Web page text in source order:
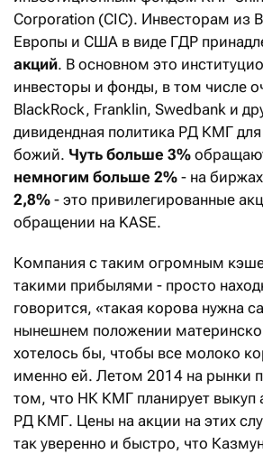
Corporation (CIC). Инвесторам из
Европы и США в виде ГДР
акций. В основном это
инвесторы и фонды, в том числе
BlackRock, Franklin, Swedbank и
дивидендная политика РД КМГ для
божий. Чуть больше 3%
немногим больше 2% - на
2,8% - это привилегированные
обращении на KASE.
Компания с таким огромным
такими прибылями - просто
говорится, «такая корова нужна
нынешнем положении
хотелось бы, чтобы все молоко
именно ей. Летом 2014 на рынки
том, что НК КМГ планирует выкуп
РД КМГ. Цены на акции на этих
так уверенно и быстро, что